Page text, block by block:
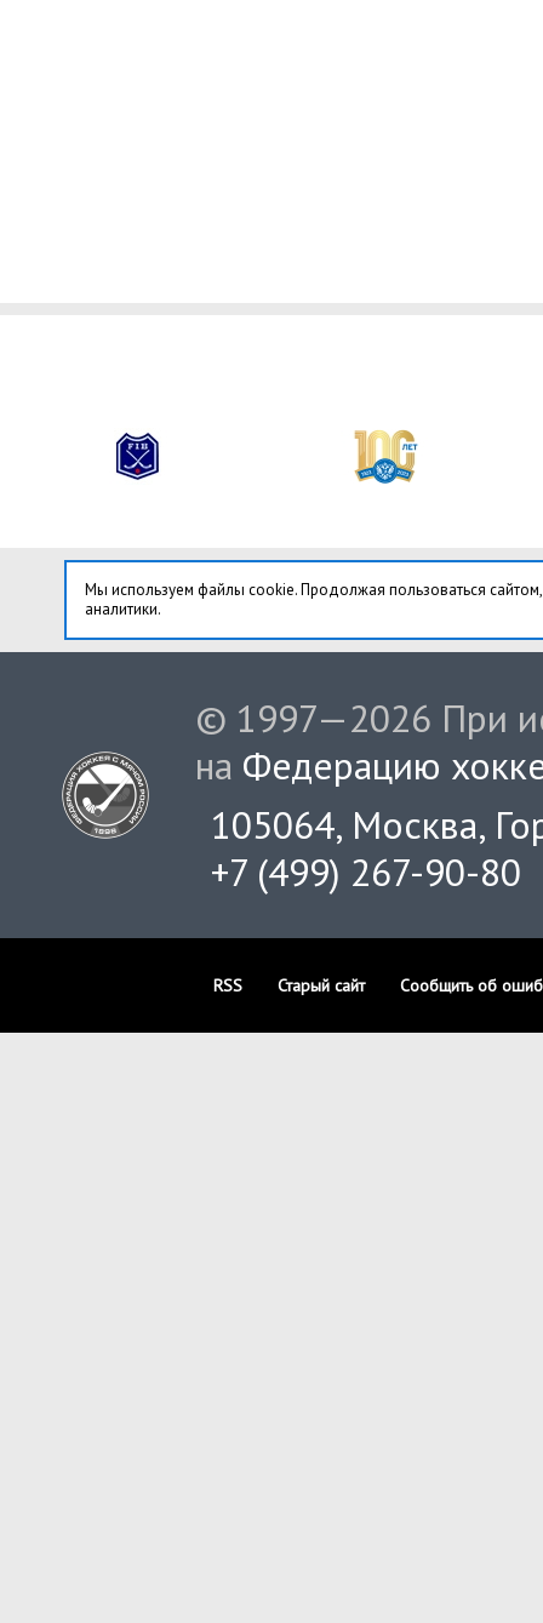
Мы используем файлы cookie. Продолжая пользоваться
аналитики.
© 1997—2026 При
на Федерацию
105064, Москва,
+7 (499) 267-90-80
RSS Старый сайт Сообщить об